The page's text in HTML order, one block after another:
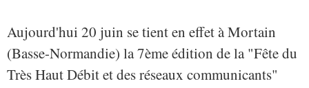
Aujourd'hui 20 juin se tient en effet à Mortain
(Basse-Normandie) la 7ème édition de la "Fête du
Très Haut Débit et des réseaux communicants"